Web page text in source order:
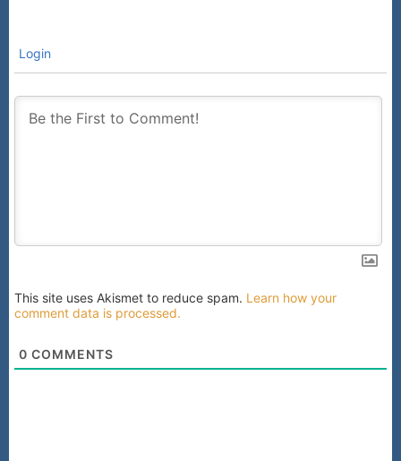
Login
This site uses Akismet to reduce spam. Learn how your
comment data is processed.
0 COMMENTS